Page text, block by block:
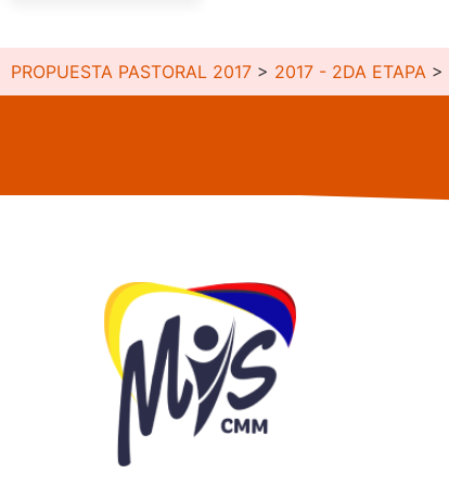
PROPUESTA PASTORAL 2017 > 2017 - 2DA ETAPA >